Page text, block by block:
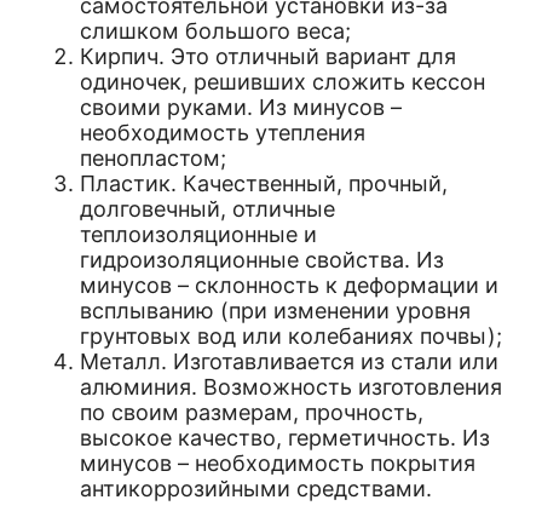
слишком большого веса;
Кирпич. Это отличный вариант для
одиночек, решивших сложить кессон
своими руками. Из минусов –
необходимость утепления
пенопластом;
Пластик. Качественный, прочный,
долговечный, отличные
теплоизоляционные и
гидроизоляционные свойства. Из
минусов – склонность к деформации и
всплыванию (при изменении уровня
грунтовых вод или колебаниях почвы);
Металл. Изготавливается из стали или
алюминия. Возможность изготовления
по своим размерам, прочность,
высокое качество, герметичность. Из
минусов – необходимость покрытия
антикоррозийными средствами.